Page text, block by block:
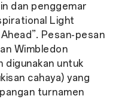
dan penggemar
Light
Pesan-pesan
Wimbledon
digunakan untuk
cahaya) yang
turnamen